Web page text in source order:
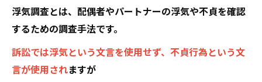
浮気調査とは、配偶者やパートナーの浮気や不貞を確認
するための調査手法です。
訴訟では浮気という文言を使用せず、不貞行為という文
言が使用されますが